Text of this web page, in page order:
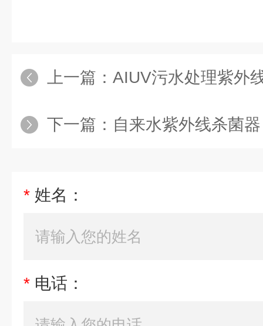
上一篇： AIUV污水处理紫外线杀
下一篇： 自来水紫外线杀菌
* 姓名：
* 电话：